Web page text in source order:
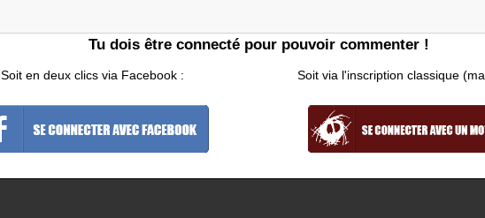
Tu dois être connecté pour pouvoir commenter !
Soit en deux clics via Facebook : Soit via l'inscription classique